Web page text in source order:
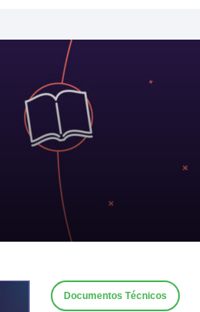
Documentos Técnicos